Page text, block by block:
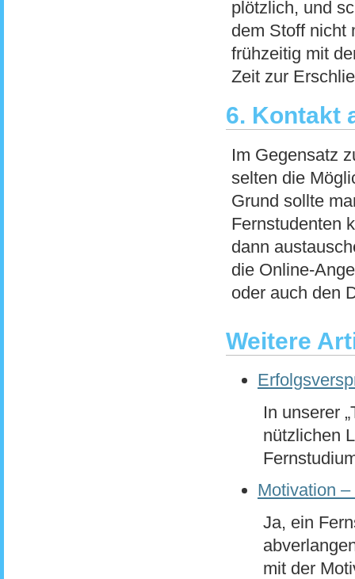
plötzlich, und
dem Stoff nicht
frühzeitig mit
Zeit zur
6. Kontakt
Im Gegensatz
selten die
Grund sollte
Fernstudenten
dann
die Online-
oder auch den
Weitere
In unserer
nützlichen
Motivation
Ja, ein
mit der